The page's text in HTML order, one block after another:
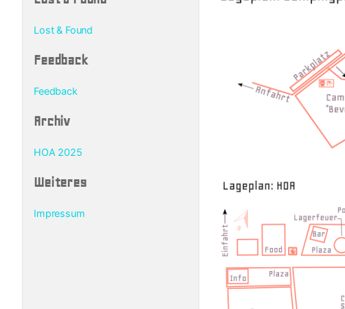
Lost & Found
Feedback
Feedback
Archiv
HOA 2025
Weiteres
Impressum